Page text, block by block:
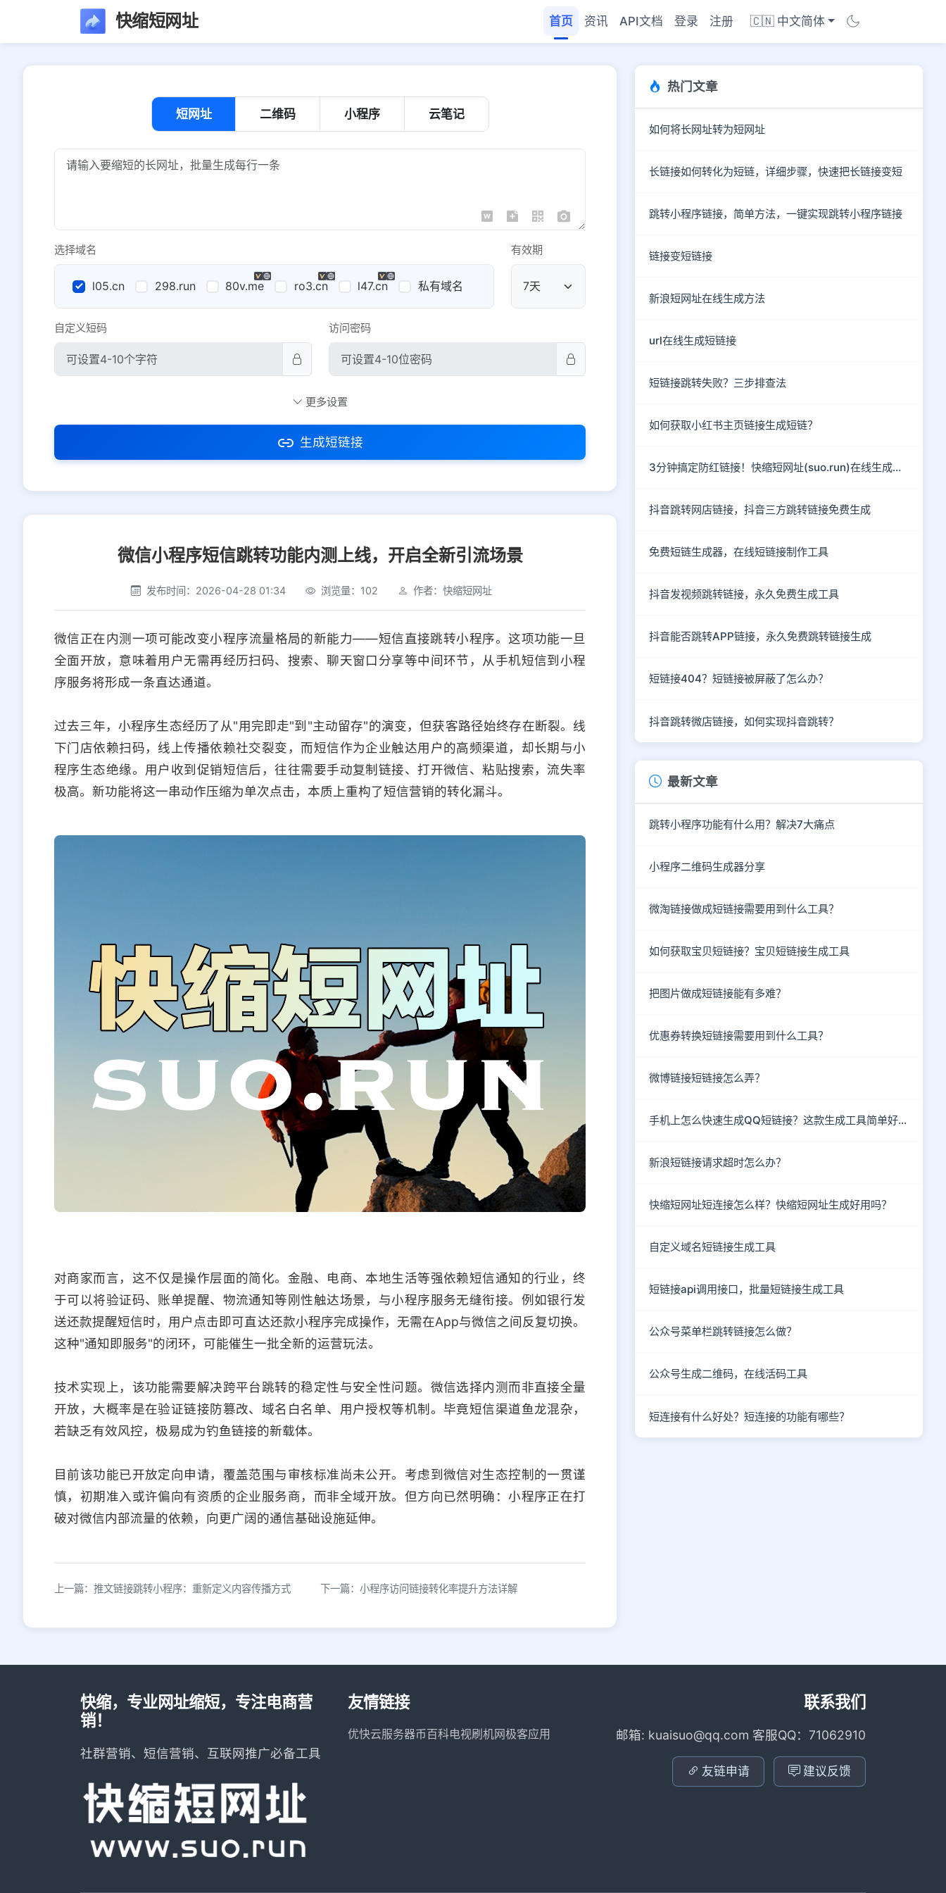
快缩短网址 首页 资讯 API文档 登录 注册 🇨🇳 中文简体
短网址 二维码 小程序 云笔记
选择域名
l05.cn 298.run 80v.me ro3.cn l47.cn 私有域名 公共域名
有效期
自定义短码 访问密码
社交平台 电商平台
选择防红平台类型，避免链接被拦截
平台设置
iOS Android PC 其他
更多设置
生成短链接
微信小程序短信跳转功能内测上线，开启全新引流场景
发布时间：2026-04-28 01:34 浏览量：102 作者：快缩短网址
微信正在内测一项可能改变小程序流量格局的新能力——短信直接跳转小程序。这项功能一旦
全面开放，意味着用户无需再经历扫码、搜索、聊天窗口分享等中间环节，从手机短信到小程
序服务将形成一条直达通道。
过去三年，小程序生态经历了从"用完即走"到"主动留存"的演变，但获客路径始终存在断裂。线
下门店依赖扫码，线上传播依赖社交裂变，而短信作为企业触达用户的高频渠道，却长期与小
程序生态绝缘。用户收到促销短信后，往往需要手动复制链接、打开微信、粘贴搜索，流失率
极高。新功能将这一串动作压缩为单次点击，本质上重构了短信营销的转化漏斗。
对商家而言，这不仅是操作层面的简化。金融、电商、本地生活等强依赖短信通知的行业，终
于可以将验证码、账单提醒、物流通知等刚性触达场景，与小程序服务无缝衔接。例如银行发
送还款提醒短信时，用户点击即可直达还款小程序完成操作，无需在App与微信之间反复切换。
这种"通知即服务"的闭环，可能催生一批全新的运营玩法。
技术实现上，该功能需要解决跨平台跳转的稳定性与安全性问题。微信选择内测而非直接全量
开放，大概率是在验证链接防篡改、域名白名单、用户授权等机制。毕竟短信渠道鱼龙混杂，
若缺乏有效风控，极易成为钓鱼链接的新载体。
目前该功能已开放定向申请，覆盖范围与审核标准尚未公开。考虑到微信对生态控制的一贯谨
慎，初期准入或许偏向有资质的企业服务商，而非全域开放。但方向已然明确：小程序正在打
破对微信内部流量的依赖，向更广阔的通信基础设施延伸。
上一篇：推文链接跳转小程序：重新定义内容传播方式 下一篇：小程序访问链接转化率提升方法详解
热门文章
如何将长网址转为短网址
长链接如何转化为短链，详细步骤，快速把长链接变短
跳转小程序链接，简单方法，一键实现跳转小程序链接
链接变短链接
新浪短网址在线生成方法
url在线生成短链接
短链接跳转失败？三步排查法
如何获取小红书主页链接生成短链？
3分钟搞定防红链接！快缩短网址(suo.run)在线生成指南
抖音跳转网店链接，抖音三方跳转链接免费生成
免费短链生成器，在线短链接制作工具
抖音发视频跳转链接，永久免费生成工具
抖音能否跳转APP链接，永久免费跳转链接生成
短链接404？短链接被屏蔽了怎么办？
抖音跳转微店链接，如何实现抖音跳转？
最新文章
跳转小程序功能有什么用？解决7大痛点
小程序二维码生成器分享
微淘链接做成短链接需要用到什么工具？
如何获取宝贝短链接？宝贝短链接生成工具
把图片做成短链接能有多难？
优惠券转换短链接需要用到什么工具？
微博链接短链接怎么弄？
手机上怎么快速生成QQ短链接？这款生成工具简单好用
新浪短链接请求超时怎么办？
快缩短网址短连接怎么样？快缩短网址生成好用吗？
自定义域名短链接生成工具
短链接api调用接口，批量短链接生成工具
公众号菜单栏跳转链接怎么做？
公众号生成二维码，在线活码工具
短连接有什么好处？短连接的功能有哪些？
快缩，专业网址缩短，专注电商营
销！
社群营销、短信营销、互联网推广必备工具
友情链接
优快云服务器币百科电视刷机网极客应用
联系我们
邮箱: kuaisuo@qq.com 客服QQ：71062910
友链申请 建议反馈